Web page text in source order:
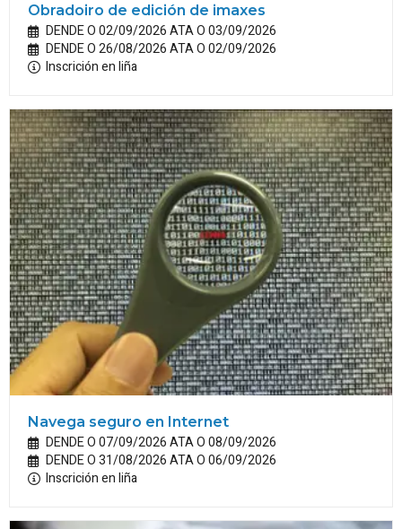
Obradoiro de edición de imaxes
DENDE O 02/09/2026 ATA O 03/09/2026
DENDE O 26/08/2026 ATA O 02/09/2026
Inscrición en liña
Navega seguro en Internet
DENDE O 07/09/2026 ATA O 08/09/2026
DENDE O 31/08/2026 ATA O 06/09/2026
Inscrición en liña